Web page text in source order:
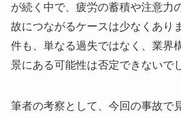
が続く中で、疲労の蓄積や注意力
故につながるケースは少なくあり
件も、単なる過失ではなく、業界
景にある可能性は否定できないで
筆者の考察として、今回の事故で